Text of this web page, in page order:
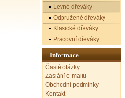
Levné dřeváky
Odpružené dřeváky
Klasické dřeváky
Pracovní dřeváky
Informace
Časté otázky
Zaslání e-mailu
Obchodní podmínky
Kontakt